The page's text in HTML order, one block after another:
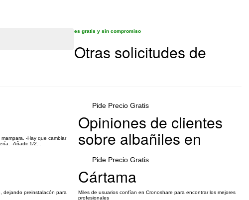
es gratis y sin compromiso
Otras solicitudes de
-Hay que cambiar
-Añadir 1/2...
Pide Precio Gratis
dejando preinstalacón para
Pide Precio Gratis
Opiniones de clientes
sobre albañiles en
Cártama
Miles de usuarios confían en Cronoshare para encontrar los mejores
profesionales